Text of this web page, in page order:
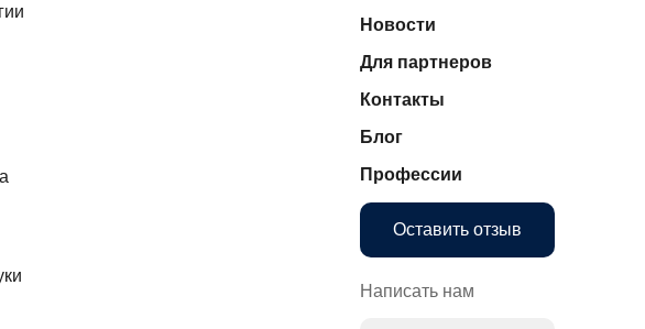
Новости
Для партнеров
Контакты
Блог
Профессии
Оставить отзыв
Написать нам